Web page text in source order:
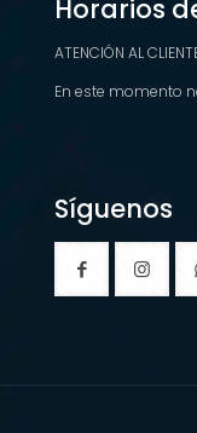
Horarios
ATENCIÓN AL
En este momento
Síguenos